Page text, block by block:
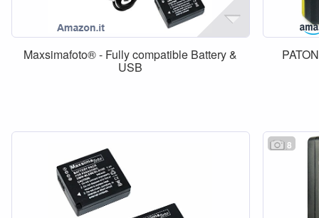
Maxsimafoto® - Fully compatible Battery &
USB
8